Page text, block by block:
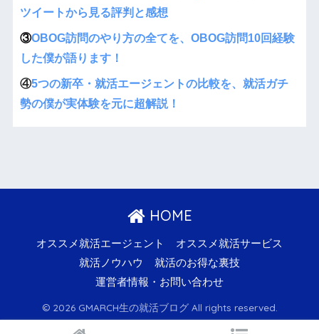
ツイートから見る評判と感想
③OBOG訪問のやり方の全てを、OBOG訪問10回経験
した僕が語ります！
④5つの新卒・就活エージェントの比較を、就活ガチ
勢の僕が実体験を元に超解説！
HOME
オススメ就活エージェント
オススメ就活サービス
就活ノウハウ
就活のお得な裏技
運営者情報・お問い合わせ
© 2026 GMARCH生の就活ブログ All rights reserved.